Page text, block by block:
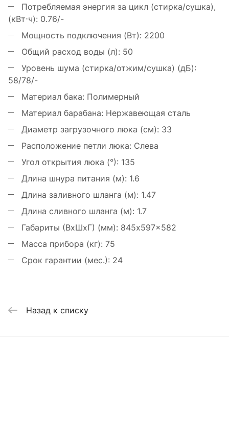
Потребляемая энергия за цикл (стирка/сушка),
(кВт⋅ч): 0.76/-
Мощность подключения (Вт): 2200
Общий расход воды (л): 50
Уровень шума (стирка/отжим/сушка) (дБ):
58/78/-
Материал бака: Полимерный
Материал барабана: Нержавеющая сталь
Диаметр загрузочного люка (см): 33
Расположение петли люка: Слева
Угол открытия люка (°): 135
Длина шнура питания (м): 1.6
Длина заливного шланга (м): 1.47
Длина сливного шланга (м): 1.7
Габариты (ВхШхГ) (мм): 845x597x582
Масса прибора (кг): 75
Срок гарантии (мес.): 24
Назад к списку